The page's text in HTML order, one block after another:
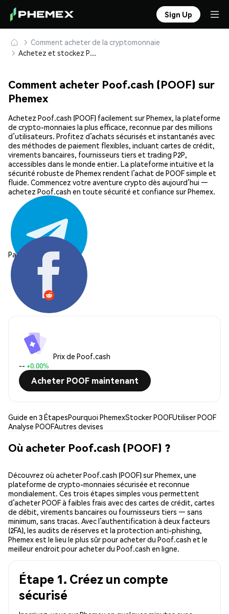
Sign Up
Comment acheter de la cryptomonnaie
Achetez et stockez Poof.cash (POOF) en toute sécurité
Comment acheter Poof.cash (POOF) sur
Phemex
Achetez Poof.cash (POOF) facilement sur Phemex, la plateforme
de crypto-monnaies la plus efficace, reconnue par des millions
d’utilisateurs. Profitez d’achats sécurisés et instantanés avec
des méthodes de paiement flexibles, incluant cartes de crédit,
virements bancaires, fournisseurs tiers et trading P2P,
accessibles dans le monde entier. La plateforme intuitive et la
sécurité robuste de Phemex rendent l’achat de POOF simple et
fluide. Commencez votre aventure crypto dès aujourd’hui —
achetez Poof.cash en toute sécurité et confiance sur Phemex.
Partager:
Prix de Poof.cash
-- +0.00%
Acheter POOF maintenant
Guide en 3 ÉtapesPourquoi PhemexStocker POOFUtiliser POOF
Analyse POOFAutres devises
Où acheter Poof.cash (POOF) ?
Découvrez où acheter Poof.cash (POOF) sur Phemex, une
plateforme de crypto-monnaies sécurisée et reconnue
mondialement. Ces trois étapes simples vous permettent
d’acheter POOF à faibles frais avec des cartes de crédit, cartes
de débit, virements bancaires ou fournisseurs tiers — sans
minimum, sans tracas. Avec l’authentification à deux facteurs
(2FA), les audits de réserves et la protection anti-phishing,
Phemex est le lieu le plus sûr pour acheter du Poof.cash et le
meilleur endroit pour acheter du Poof.cash en ligne.
Étape 1. Créez un compte
sécurisé